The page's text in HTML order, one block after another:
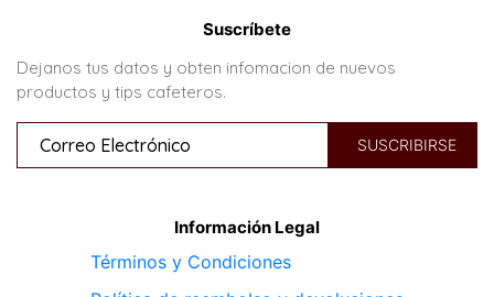
Información Legal
Términos y Condiciones
Suscríbete
Dejanos tus datos y obten infomacion de nuevos
productos y tips cafeteros.